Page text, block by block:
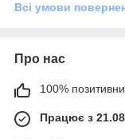
Всі умови
Про нас
100%
Працює з